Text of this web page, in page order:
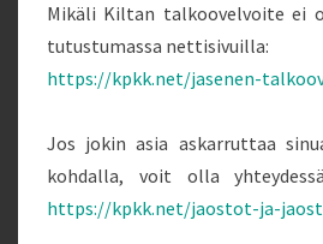
Mikäli Kiltan talkoovelvoite ei
tutustumassa nettisivuilla:
https://kpkk.net/jasenen-
Jos jokin asia askarruttaa
kohdalla, voit olla
https://kpkk.net/jaostot-ja-